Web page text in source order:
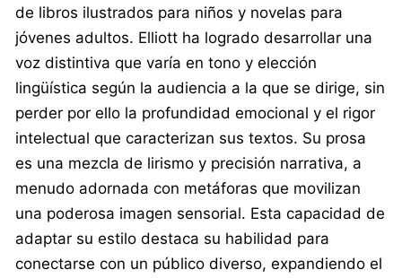
de libros ilustrados para niños y novelas para
jóvenes adultos. Elliott ha logrado desarrollar una
voz distintiva que varía en tono y elección
lingüística según la audiencia a la que se dirige, sin
perder por ello la profundidad emocional y el rigor
intelectual que caracterizan sus textos. Su prosa
es una mezcla de lirismo y precisión narrativa, a
menudo adornada con metáforas que movilizan
una poderosa imagen sensorial. Esta capacidad de
adaptar su estilo destaca su habilidad para
conectarse con un público diverso, expandiendo el